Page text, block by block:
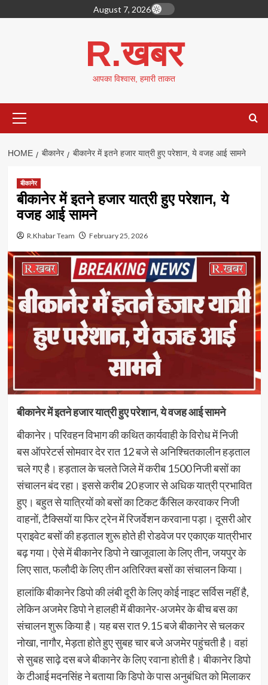
to
August 7, 2026
R.खबर
आपका विश्वास, हमारी ताकत
Menu
HOME बीकानेर बीकानेर में इतने हजार यात्री हुए परेशान, ये वजह आई सामने
बीकानेर
बीकानेर में इतने हजार यात्री हुए परेशान, ये
वजह आई सामने
R.Khabar Team February 25, 2026
बीकानेर में इतने हजार यात्री हुए परेशान, ये वजह आई सामने
बीकानेर। परिवहन विभाग की कथित कार्यवाही के विरोध में निजी
बस ऑपरेटर्स सोमवार देर रात 12 बजे से अनिश्चितकालीन हड़ताल
चले गए है। हड़ताल के चलते जिले में करीब 1500 निजी बसों का
संचालन बंद रहा। इससे करीब 20 हजार से अधिक यात्री प्रभावित
हुए। बहुत से यात्रियों को बसों का टिकट कैंसिल करवाकर निजी
वाहनों, टैक्सियों या फिर ट्रेन में रिजर्वेशन करवाना पड़ा। दूसरी ओर
प्राइवेट बसों की हड़ताल शुरू होते ही रोडवेज पर एकाएक यात्रीभार
बढ़ गया। ऐसे में बीकानेर डिपो ने खाजूवाला के लिए तीन, जयपुर के
लिए सात, फलौदी के लिए तीन अतिरिक्त बसों का संचालन किया।
हालांकि बीकानेर डिपो की लंबी दूरी के लिए कोई नाइट सर्विस नहीं है,
लेकिन अजमेर डिपो ने हालही में बीकानेर-अजमेर के बीच बस का
संचालन शुरू किया है। यह बस रात 9.15 बजे बीकानेर से चलकर
नोखा, नागौर, मेड़ता होते हुए सुबह चार बजे अजमेर पहुंचती है। वहां
से सुबह साढ़े दस बजे बीकानेर के लिए रवाना होती है। बीकानेर डिपो
के टीआई मदनसिंह ने बताया कि डिपो के पास अनुबंधित को मिलाकर